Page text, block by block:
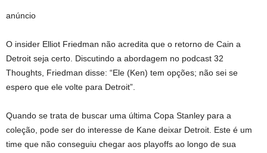
anúncio
O insider Elliot Friedman não acredita que o retorno de Cain a
Detroit seja certo. Discutindo a abordagem no podcast 32
Thoughts, Friedman disse: “Ele (Ken) tem opções; não sei se
espero que ele volte para Detroit”.
Quando se trata de buscar uma última Copa Stanley para a
coleção, pode ser do interesse de Kane deixar Detroit. Este é um
time que não conseguiu chegar aos playoffs ao longo de sua